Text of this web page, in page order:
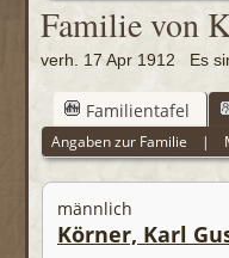
Familie von
verh. 17 Apr 1912 Es
Familientafel
Angaben zur Familie |
männlich
Körner, Karl